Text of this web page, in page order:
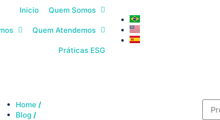
Inicio Quem Somos
Quem Atendemos
Práticas ESG
Home /
Blog /